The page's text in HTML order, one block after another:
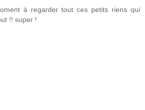
à regarder tout ces petits riens qui
!! super !